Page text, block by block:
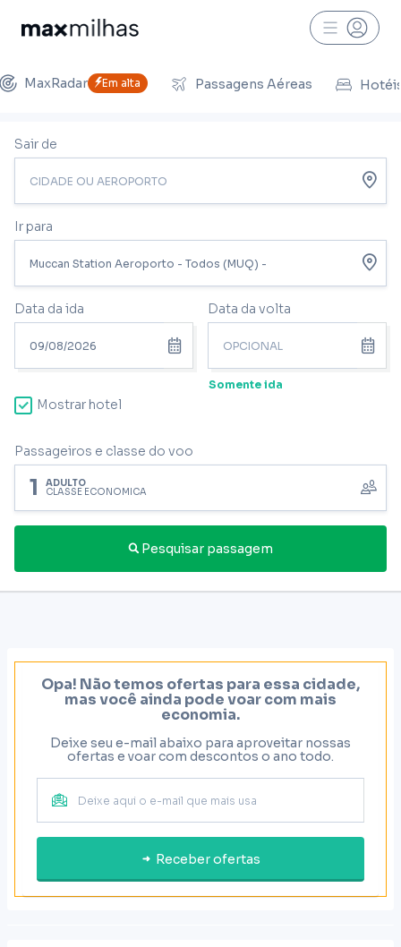
MaxRadar Em alta Passagens Aéreas
Sair de
Ir para
Data da ida Data da volta
Somente ida
Mostrar hotel
Passageiros e classe do voo
1 ADULTO
CLASSE ECONÔMICA
Pesquisar passagem
Opa! Não temos ofertas para essa cidade,
mas você ainda pode voar com mais
economia.
Deixe seu e-mail abaixo para aproveitar nossas
ofertas e voar com descontos o ano todo.
Receber ofertas